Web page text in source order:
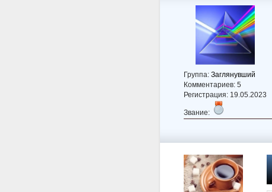
Группа: Заглянувший
Комментариев: 5
Регистрация: 19.05.2023
Звание: